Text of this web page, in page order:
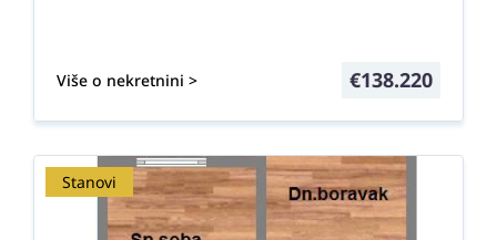
Više o nekretnini > €138.220
Stanovi